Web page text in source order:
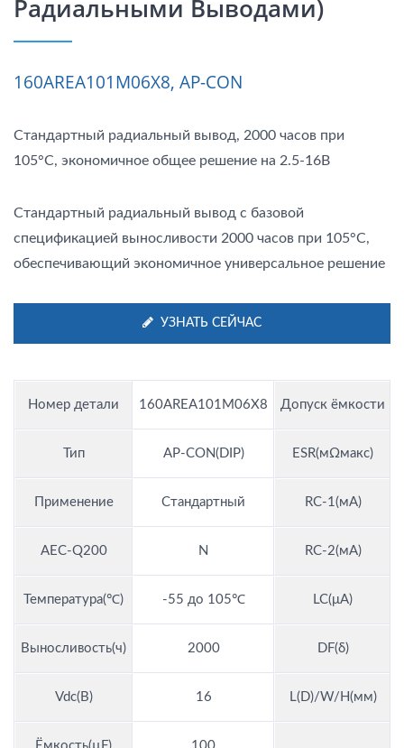
Радиальными Выводами)
160AREA101M06X8, AP-CON
Стандартный радиальный вывод, 2000 часов при
105°C, экономичное общее решение на 2.5-16В
Стандартный радиальный вывод с базовой
спецификацией выносливости 2000 часов при 105°C,
обеспечивающий экономичное универсальное решение
УЗНАТЬ СЕЙЧАС
Номер детали 160AREA101M06X8 Допуск ёмкости
Тип AP-CON(DIP) ESR(мΩмакс)
Применение Стандартный RC-1(мА)
AEC-Q200 N RC-2(мА)
Температура(℃) -55 до 105℃ LC(μA)
Выносливость(ч) 2000 DF(δ)
Vdc(В) 16 L(D)/W/H(мм)